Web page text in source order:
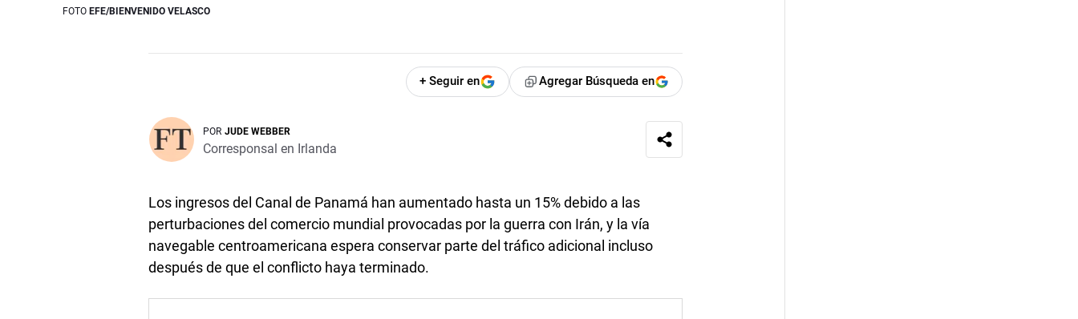
FOTO EFE/BIENVENIDO VELASCO
+ Seguir en Agregar Búsqueda en
POR JUDE WEBBER
Corresponsal en Irlanda
Los ingresos del Canal de Panamá han aumentado hasta un 15% debido a las
perturbaciones del comercio mundial provocadas por la guerra con Irán, y la vía
navegable centroamericana espera conservar parte del tráfico adicional incluso
después de que el conflicto haya terminado.